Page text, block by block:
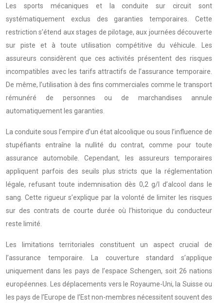
Les sports mécaniques et la conduite sur circuit sont
systématiquement exclus des garanties temporaires. Cette
restriction s’étend aux stages de pilotage, aux journées découverte
sur piste et à toute utilisation compétitive du véhicule. Les
assureurs considèrent que ces activités présentent des risques
incompatibles avec les tarifs attractifs de l’assurance temporaire.
De même, l’utilisation à des fins commerciales comme le transport
rémunéré de personnes ou de marchandises annule
automatiquement les garanties.
La conduite sous l’empire d’un état alcoolique ou sous l’influence de
stupéfiants entraîne la nullité du contrat, comme pour toute
assurance automobile. Cependant, les assureurs temporaires
appliquent parfois des seuils plus stricts que la réglementation
légale, refusant toute indemnisation dès 0,2 g/l d’alcool dans le
sang. Cette rigueur s’explique par la volonté de limiter les risques
sur des contrats de courte durée où l’historique du conducteur
reste limité.
Les limitations territoriales constituent un aspect crucial de
l’assurance temporaire. La couverture standard s’applique
uniquement dans les pays de l’espace Schengen, soit 26 nations
européennes. Les déplacements vers le Royaume-Uni, la Suisse ou
les pays de l’Europe de l’Est non-membres nécessitent souvent des